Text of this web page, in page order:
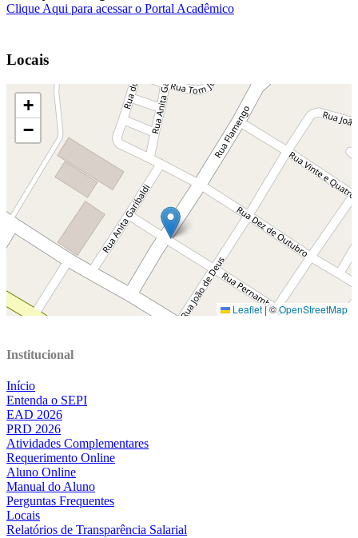
Locais
Institucional
Início
Entenda o SEPI
EAD 2026
PRD 2026
Atividades Complementares
Requerimento Online
Aluno Online
Manual do Aluno
Perguntas Frequentes
Locais
Relatórios de Transparência Salarial